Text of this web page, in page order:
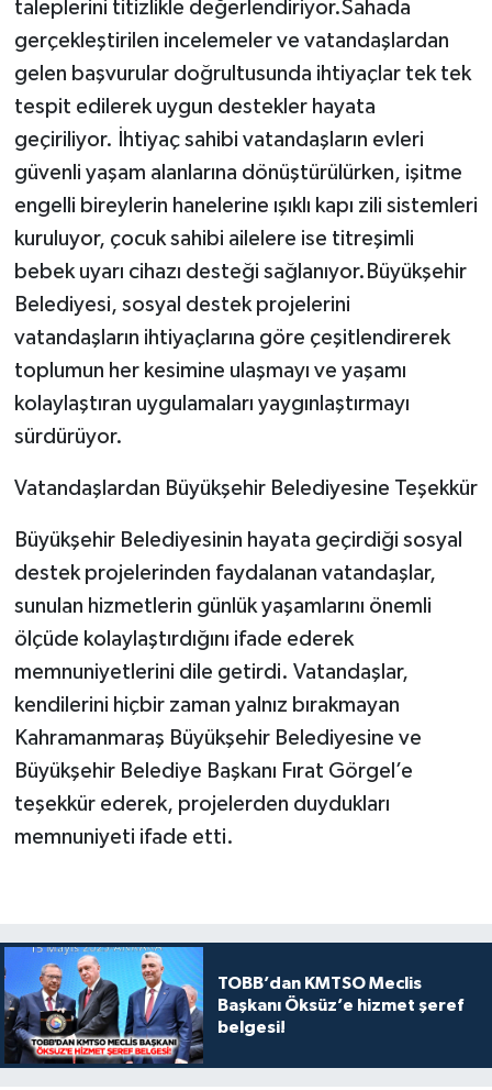
taleplerini titizlikle değerlendiriyor.Sahada
gerçekleştirilen incelemeler ve vatandaşlardan
gelen başvurular doğrultusunda ihtiyaçlar tek tek
tespit edilerek uygun destekler hayata
geçiriliyor. İhtiyaç sahibi vatandaşların evleri
güvenli yaşam alanlarına dönüştürülürken, işitme
engelli bireylerin hanelerine ışıklı kapı zili sistemleri
kuruluyor, çocuk sahibi ailelere ise titreşimli
bebek uyarı cihazı desteği sağlanıyor.Büyükşehir
Belediyesi, sosyal destek projelerini
vatandaşların ihtiyaçlarına göre çeşitlendirerek
toplumun her kesimine ulaşmayı ve yaşamı
kolaylaştıran uygulamaları yaygınlaştırmayı
sürdürüyor.
Vatandaşlardan Büyükşehir Belediyesine Teşekkür
Büyükşehir Belediyesinin hayata geçirdiği sosyal
destek projelerinden faydalanan vatandaşlar,
sunulan hizmetlerin günlük yaşamlarını önemli
ölçüde kolaylaştırdığını ifade ederek
memnuniyetlerini dile getirdi. Vatandaşlar,
kendilerini hiçbir zaman yalnız bırakmayan
Kahramanmaraş Büyükşehir Belediyesine ve
Büyükşehir Belediye Başkanı Fırat Görgel’e
teşekkür ederek, projelerden duydukları
memnuniyeti ifade etti.
TOBB’dan KMTSO Meclis
Başkanı Öksüz’e hizmet şeref
belgesi!